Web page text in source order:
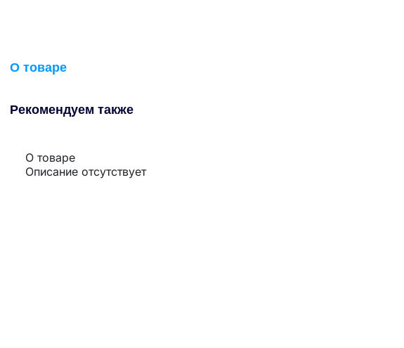
О товаре
Рекомендуем также
О товаре
Описание отсутствует